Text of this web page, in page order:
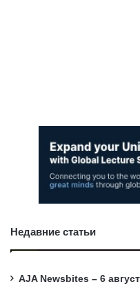
Недавние статьи
AJA Newsbites – 6